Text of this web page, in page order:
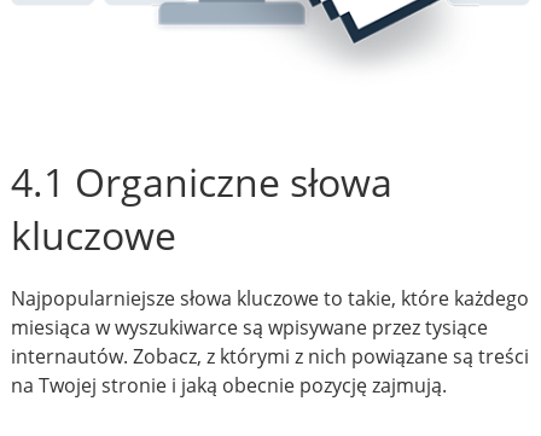
4.1 Organiczne słowa
kluczowe
Najpopularniejsze słowa kluczowe to takie, które każdego
miesiąca w wyszukiwarce są wpisywane przez tysiące
internautów. Zobacz, z którymi z nich powiązane są treści
na Twojej stronie i jaką obecnie pozycję zajmują.